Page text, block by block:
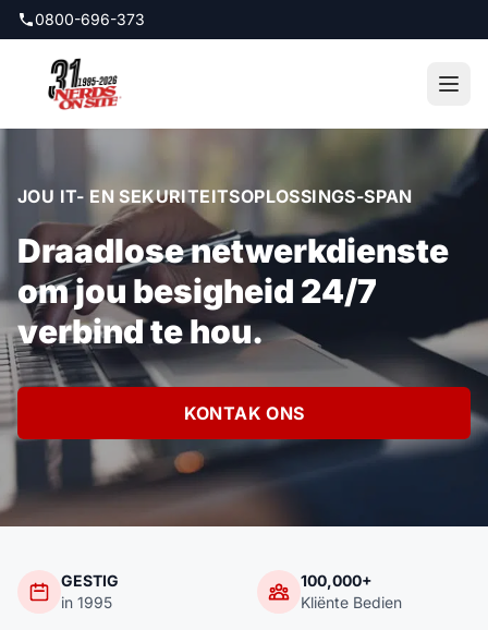
Spring na hoofinhoud
0800-696-373
JOU IT- EN SEKURITEITSOPLOSSINGS-SPAN
Draadlose netwerkdienste
om jou besigheid 24/7
verbind te hou.
KONTAK ONS
GESTIG
in 1995
100,000+
Kliënte Bedien